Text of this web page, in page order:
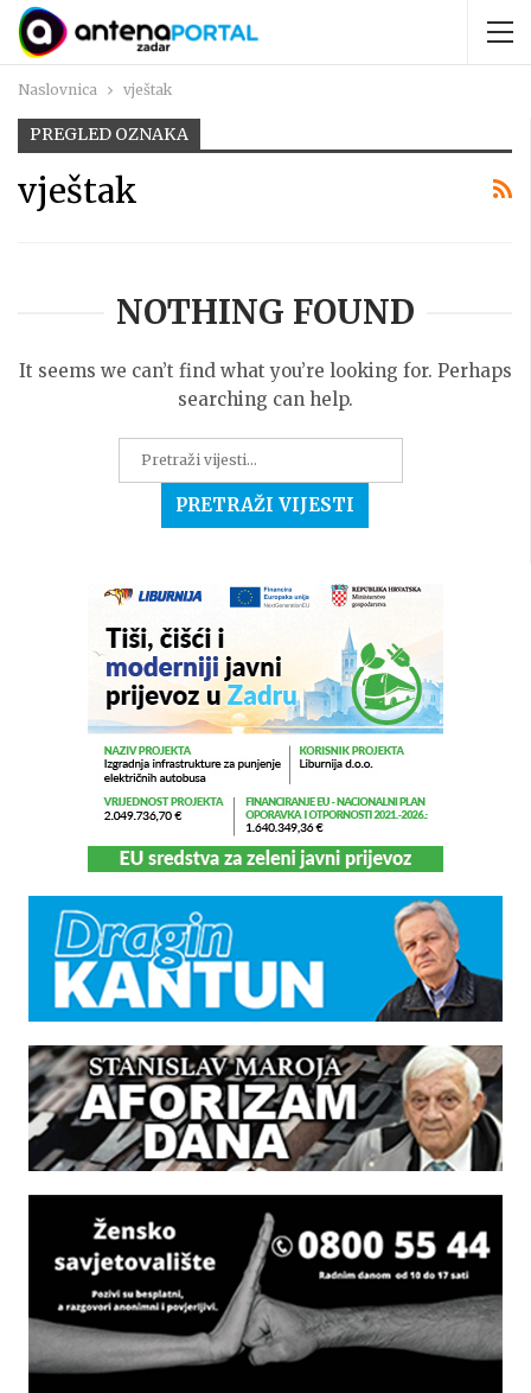
Naslovnica vještak
PREGLED OZNAKA
vještak
NOTHING FOUND
It seems we can’t find what you’re looking for. Perhaps
searching can help.